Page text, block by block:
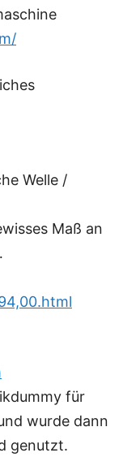
Welle /
Maß an
für
wurde dann
genutzt.